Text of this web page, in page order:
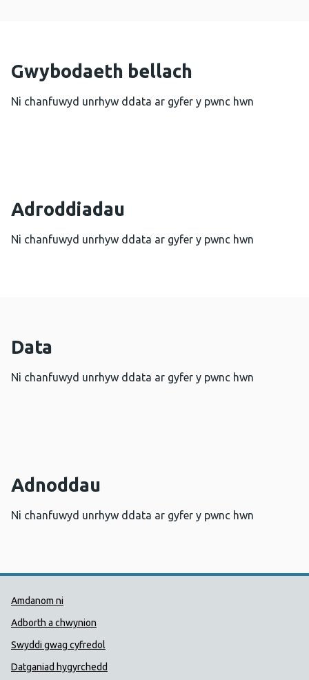
Gwybodaeth bellach
Ni chanfuwyd unrhyw ddata ar gyfer y pwnc hwn
Adroddiadau
Ni chanfuwyd unrhyw ddata ar gyfer y pwnc hwn
Data
Ni chanfuwyd unrhyw ddata ar gyfer y pwnc hwn
Adnoddau
Ni chanfuwyd unrhyw ddata ar gyfer y pwnc hwn
Dolenni Cymorth Iechyd
Amdanom ni
Adborth a chwynion
Swyddi gwag cyfredol
Datganiad hygyrchedd